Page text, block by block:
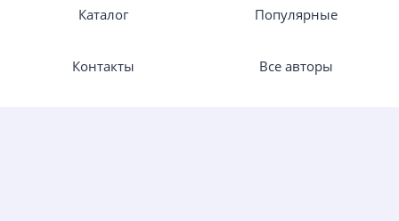
Каталог Популярные
Контакты Все авторы